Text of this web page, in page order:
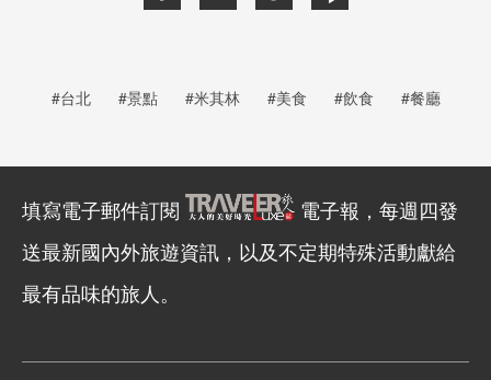
#台北 #景點 #米其林 #美食 #飲食 #餐廳
填寫電子郵件訂閱
電子報，每週四發
送最新國內外旅遊資訊，以及不定期特殊活動獻給
最有品味的旅人。